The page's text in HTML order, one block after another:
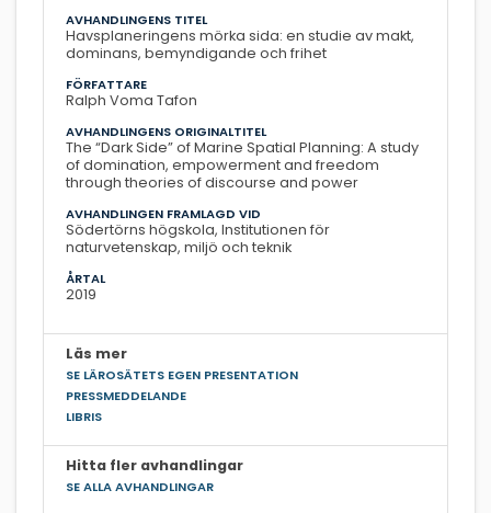
AVHANDLINGENS TITEL
Havsplaneringens mörka sida: en studie av makt,
dominans, bemyndigande och frihet
FÖRFATTARE
Ralph Voma Tafon
AVHANDLINGENS ORIGINALTITEL
The “Dark Side” of Marine Spatial Planning: A study
of domination, empowerment and freedom
through theories of discourse and power
AVHANDLINGEN FRAMLAGD VID
Södertörns högskola, Institutionen för
naturvetenskap, miljö och teknik
ÅRTAL
2019
Läs mer
SE LÄROSÄTETS EGEN PRESENTATION
PRESSMEDDELANDE
LIBRIS
Hitta fler avhandlingar
SE ALLA AVHANDLINGAR